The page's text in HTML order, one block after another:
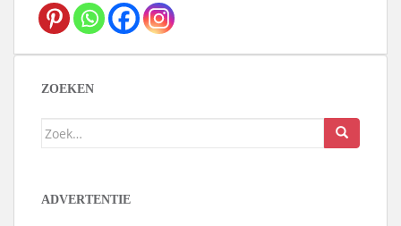
ZOEKEN
Zoek
ADVERTENTIE